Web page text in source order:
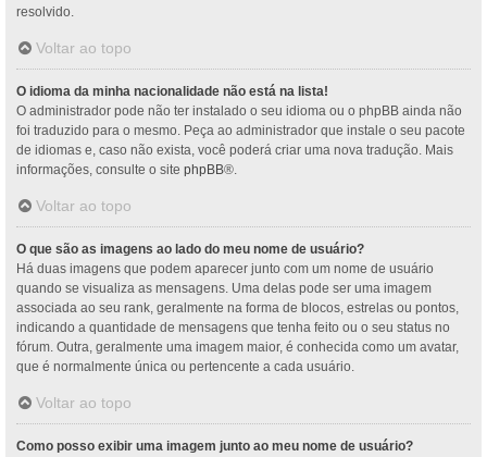
resolvido.
Voltar ao topo
O idioma da minha nacionalidade não está na lista!
O administrador pode não ter instalado o seu idioma ou o phpBB ainda não
foi traduzido para o mesmo. Peça ao administrador que instale o seu pacote
de idiomas e, caso não exista, você poderá criar uma nova tradução. Mais
informações, consulte o site phpBB®.
Voltar ao topo
O que são as imagens ao lado do meu nome de usuário?
Há duas imagens que podem aparecer junto com um nome de usuário
quando se visualiza as mensagens. Uma delas pode ser uma imagem
associada ao seu rank, geralmente na forma de blocos, estrelas ou pontos,
indicando a quantidade de mensagens que tenha feito ou o seu status no
fórum. Outra, geralmente uma imagem maior, é conhecida como um avatar,
que é normalmente única ou pertencente a cada usuário.
Voltar ao topo
Como posso exibir uma imagem junto ao meu nome de usuário?